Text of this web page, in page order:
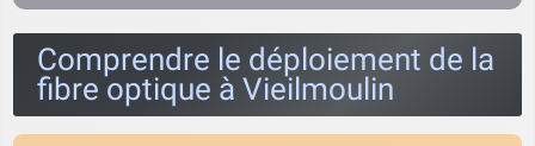
Comprendre le déploiement de la
fibre optique à Vieilmoulin